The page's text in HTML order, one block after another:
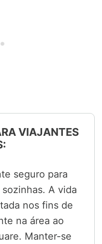
VIAJANTES
seguro para
A vida
nos fins de
na área ao
Manter-se